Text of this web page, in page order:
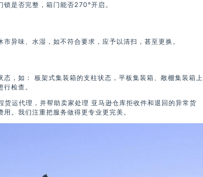
是否完整，箱门能否270°开启。
异味、水湿，如不符合要求，应予以清扫，甚至更换。
，如： 板架式集装箱的支柱状态，平板集装箱、敞棚集装箱上
检查。
运代理，并帮助卖家处理 亚马逊仓库拒收件和退回的异常货
。我们注重把服务做得更专业更完美。